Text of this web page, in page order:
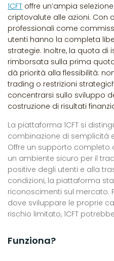
1CFT offre un’ampia
criptovalute alle azioni. Con
professionali come
utenti hanno la completa
strategie. Inoltre, la quota di
rimborsata sulla prima
dà priorità alla flessibilità:
trading o restrizioni
concentrarsi sullo sviluppo
costruzione di risultati
La piattaforma 1CFT si
combinazione di semplicità
Offre un supporto completo
un ambiente sicuro per il
positive degli utenti e alla
condizioni, la piattaforma
riconoscimenti sul mercato.
dove sviluppare le proprie
rischio limitato, 1CFT
Funziona?